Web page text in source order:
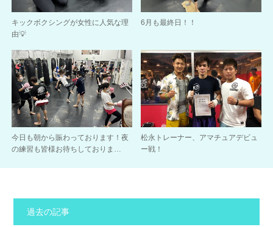
キックボクシングが女性に人気な理
由💡
6月も最終日！！
今日も朝から賑わっております！夜
の練習も皆様お待ちしておりま…
松永トレーナー、アマチュアデビュ
ー戦！
過去の記事